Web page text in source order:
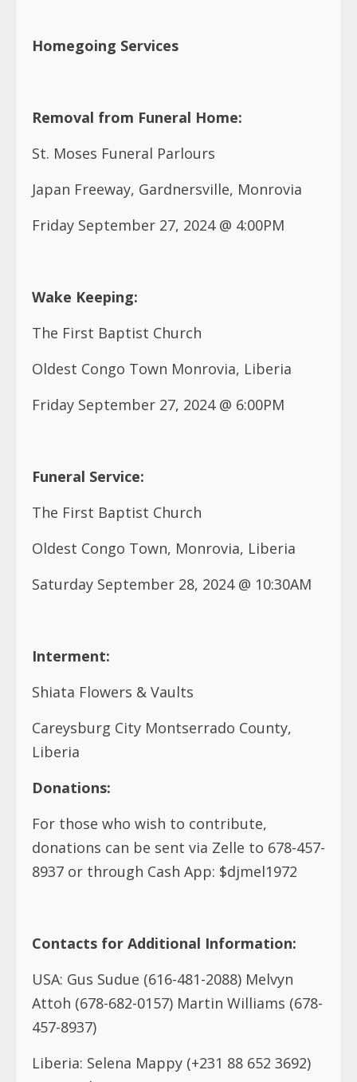
Homegoing Services
Removal from Funeral Home:
St. Moses Funeral Parlours
Japan Freeway, Gardnersville, Monrovia
Friday September 27, 2024 @ 4:00PM
Wake Keeping:
The First Baptist Church
Oldest Congo Town Monrovia, Liberia
Friday September 27, 2024 @ 6:00PM
Funeral Service:
The First Baptist Church
Oldest Congo Town, Monrovia, Liberia
Saturday September 28, 2024 @ 10:30AM
Interment:
Shiata Flowers & Vaults
Careysburg City Montserrado County,
Liberia
Donations:
For those who wish to contribute,
donations can be sent via Zelle to 678-457-
8937 or through Cash App: $djmel1972
Contacts for Additional Information:
USA: Gus Sudue (616-481-2088) Melvyn
Attoh (678-682-0157) Martin Williams (678-
457-8937)
Liberia: Selena Mappy (+231 88 652 3692)